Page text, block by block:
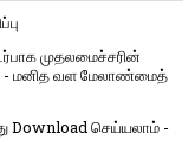
முதலமைச்சரின்
- மனித வள மேலாண்மைத்
Download செய்யலாம் -